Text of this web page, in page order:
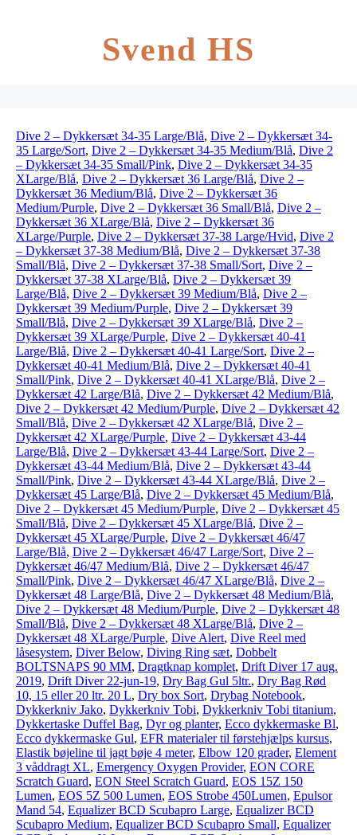
Svend HS
Dive 2 – Dykkersæt 34-35 Large/Blå, Dive 2 – Dykkersæt 34-
35 Large/Sort, Dive 2 – Dykkersæt 34-35 Medium/Blå, Dive 2
– Dykkersæt 34-35 Small/Pink, Dive 2 – Dykkersæt 34-35
XLarge/Blå, Dive 2 – Dykkersæt 36 Large/Blå, Dive 2 –
Dykkersæt 36 Medium/Blå, Dive 2 – Dykkersæt 36
Medium/Purple, Dive 2 – Dykkersæt 36 Small/Blå, Dive 2 –
Dykkersæt 36 XLarge/Blå, Dive 2 – Dykkersæt 36
XLarge/Purple, Dive 2 – Dykkersæt 37-38 Large/Hvid, Dive 2
– Dykkersæt 37-38 Medium/Blå, Dive 2 – Dykkersæt 37-38
Small/Blå, Dive 2 – Dykkersæt 37-38 Small/Sort, Dive 2 –
Dykkersæt 37-38 XLarge/Blå, Dive 2 – Dykkersæt 39
Large/Blå, Dive 2 – Dykkersæt 39 Medium/Blå, Dive 2 –
Dykkersæt 39 Medium/Purple, Dive 2 – Dykkersæt 39
Small/Blå, Dive 2 – Dykkersæt 39 XLarge/Blå, Dive 2 –
Dykkersæt 39 XLarge/Purple, Dive 2 – Dykkersæt 40-41
Large/Blå, Dive 2 – Dykkersæt 40-41 Large/Sort, Dive 2 –
Dykkersæt 40-41 Medium/Blå, Dive 2 – Dykkersæt 40-41
Small/Pink, Dive 2 – Dykkersæt 40-41 XLarge/Blå, Dive 2 –
Dykkersæt 42 Large/Blå, Dive 2 – Dykkersæt 42 Medium/Blå,
Dive 2 – Dykkersæt 42 Medium/Purple, Dive 2 – Dykkersæt 42
Small/Blå, Dive 2 – Dykkersæt 42 XLarge/Blå, Dive 2 –
Dykkersæt 42 XLarge/Purple, Dive 2 – Dykkersæt 43-44
Large/Blå, Dive 2 – Dykkersæt 43-44 Large/Sort, Dive 2 –
Dykkersæt 43-44 Medium/Blå, Dive 2 – Dykkersæt 43-44
Small/Pink, Dive 2 – Dykkersæt 43-44 XLarge/Blå, Dive 2 –
Dykkersæt 45 Large/Blå, Dive 2 – Dykkersæt 45 Medium/Blå,
Dive 2 – Dykkersæt 45 Medium/Purple, Dive 2 – Dykkersæt 45
Small/Blå, Dive 2 – Dykkersæt 45 XLarge/Blå, Dive 2 –
Dykkersæt 45 XLarge/Purple, Dive 2 – Dykkersæt 46/47
Large/Blå, Dive 2 – Dykkersæt 46/47 Large/Sort, Dive 2 –
Dykkersæt 46/47 Medium/Blå, Dive 2 – Dykkersæt 46/47
Small/Pink, Dive 2 – Dykkersæt 46/47 XLarge/Blå, Dive 2 –
Dykkersæt 48 Large/Blå, Dive 2 – Dykkersæt 48 Medium/Blå,
Dive 2 – Dykkersæt 48 Medium/Purple, Dive 2 – Dykkersæt 48
Small/Blå, Dive 2 – Dykkersæt 48 XLarge/Blå, Dive 2 –
Dykkersæt 48 XLarge/Purple, Dive Alert, Dive Reel med
låsesystem, Diver Below, Diving Ring sæt, Dobbelt
BOLTSNAPS 90 MM, Dragtknap komplet, Drift Diver 17 aug.
2019, Drift Diver 22-jun-19, Dry Bag Gul 5ltr., Dry Bag Rød
10, 15 eller 20 ltr. 20 L, Dry box Sort, Drybag Notebook,
Dykkerkniv Jako, Dykkerkniv Tobi, Dykkerkniv Tobi titanium,
Dykkertaske Duffel Bag, Dyr og planter, Ecco dykkermaske Bl,
Ecco dykkermaske Gul, EFR materialer til førstehjælps kursus,
Elastik bøjeline til jagt bøje 4 meter, Elbow 120 grader, Element
3 våddragt XL, Emergency Oxygen Provider, EON CORE
Scratch Guard, EON Steel Scratch Guard, EOS 15Z 150
Lumen, EOS 5Z 500 Lumen, EOS Strobe 450Lumen, Epulsor
Mand 54, Equalizer BCD Scubapro Large, Equalizer BCD
Scubapro Medium, Equalizer BCD Scubapro Small, Equalizer